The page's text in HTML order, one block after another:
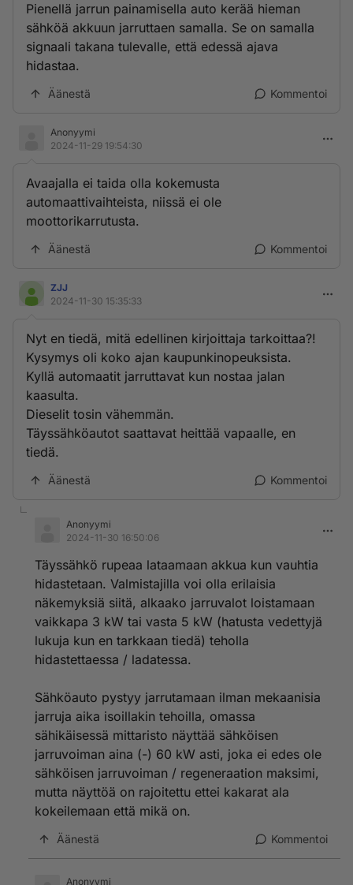
Pienellä jarrun painamisella auto kerää hieman
sähköä akkuun jarruttaen samalla. Se on samalla
signaali takana tulevalle, että edessä ajava
hidastaa.
Äänestä Kommentoi
Anonyymi
2024-11-29 19:54:30
Avaajalla ei taida olla kokemusta
automaattivaihteista, niissä ei ole
moottorikarrutusta.
Äänestä Kommentoi
ZJJ
2024-11-30 15:35:33
Nyt en tiedä, mitä edellinen kirjoittaja tarkoittaa?!
Kysymys oli koko ajan kaupunkinopeuksista.
Kyllä automaatit jarruttavat kun nostaa jalan
kaasulta.
Dieselit tosin vähemmän.
Täyssähköautot saattavat heittää vapaalle, en
tiedä.
Äänestä Kommentoi
Anonyymi
2024-11-30 16:50:06
Täyssähkö rupeaa lataamaan akkua kun vauhtia
hidastetaan. Valmistajilla voi olla erilaisia
näkemyksiä siitä, alkaako jarruvalot loistamaan
vaikkapa 3 kW tai vasta 5 kW (hatusta vedettyjä
lukuja kun en tarkkaan tiedä) teholla
hidastettaessa / ladatessa.
Sähköauto pystyy jarrutamaan ilman mekaanisia
jarruja aika isoillakin tehoilla, omassa
sähikäisessä mittaristo näyttää sähköisen
jarruvoiman aina (-) 60 kW asti, joka ei edes ole
sähköisen jarruvoiman / regeneraation maksimi,
mutta näyttöä on rajoitettu ettei kakarat ala
kokeilemaan että mikä on.
Äänestä Kommentoi
Anonyymi